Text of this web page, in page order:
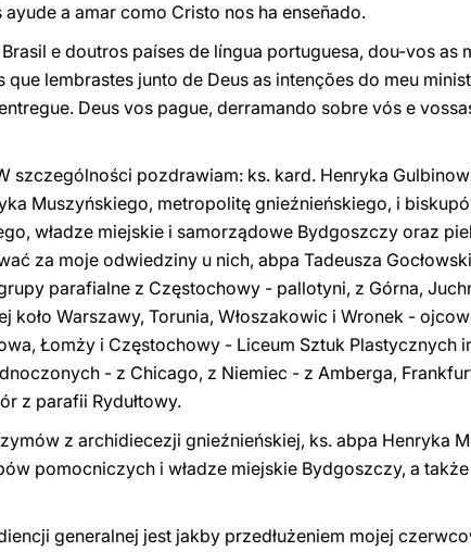
a amar como Cristo nos ha enseñado.
e doutros países de língua portuguesa, dou-vos as
lembrastes junto de Deus as intenções do meu
Deus vos pague, derramando sobre vós e
szczególności pozdrawiam: ks. kard. Henryka
Muszyńskiego, metropolitę gnieźnieńskiego, i
władze miejskie i samorządowe Bydgoszczy oraz
za moje odwiedziny u nich, abpa Tadeusza
parafialne z Częstochowy - pallotyni, z Górna,
koło Warszawy, Torunia, Włoszakowic i Wronek -
Łomży i Częstochowy - Liceum Sztuk Plastycznych
- z Chicago, z Niemiec - z Amberga,
z parafii Rydułtowy.
z archidiecezji gnieźnieńskiej, ks. abpa Henryka
pomocniczych i władze miejskie Bydgoszczy, a
generalnej jest jakby przedłużeniem mojej